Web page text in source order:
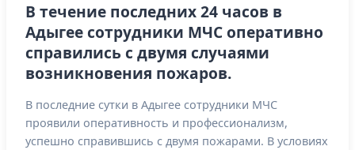
В течение последних 24 часов в
Адыгее сотрудники МЧС оперативно
справились с двумя случаями
возникновения пожаров.
В последние сутки в Адыгее сотрудники МЧС
проявили оперативность и профессионализм,
успешно справившись с двумя пожарами. В условиях